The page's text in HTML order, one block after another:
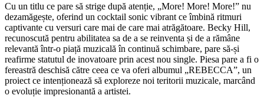
Cu un titlu ce pare să strige după atenție, „More! More! More!” nu
dezamăgește, oferind un cocktail sonic vibrant ce îmbină ritmuri
captivante cu versuri care mai de care mai atrăgătoare. Becky Hill,
recunoscută pentru abilitatea sa de a se reinventa și de a rămâne
relevantă într-o piață muzicală în continuă schimbare, pare să-și
reafirme statutul de inovatoare prin acest nou single. Piesa pare a fi o
fereastră deschisă către ceea ce va oferi albumul „REBECCA”, un
proiect ce intenționează să exploreze noi teritorii muzicale, marcând
o evoluție impresionantă a artistei.